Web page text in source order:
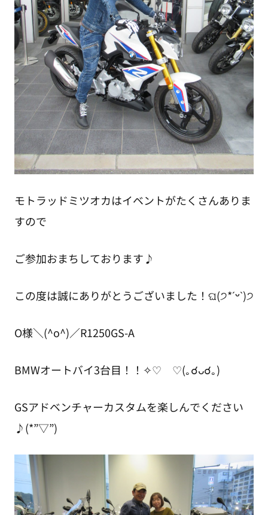
モトラッドミツオカはイベントがたくさんありま
すので
ご参加おまちしております♪
この度は誠にありがとうございました！ଘ(੭*ˊᵕˋ)੭
O様＼(^o^)／R1250GS-A
BMWオートバイ3台目！！✧♡ ♡(｡☌ᴗ☌｡)
GSアドベンチャーカスタムを楽しんでください
♪(*”▽”)